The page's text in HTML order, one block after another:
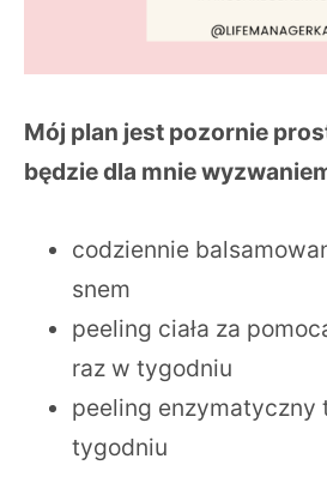
Mój plan jest pozornie
będzie dla mnie
codziennie
snem
peeling ciała za
raz w tygodniu
peeling enzymatyczny
tygodniu